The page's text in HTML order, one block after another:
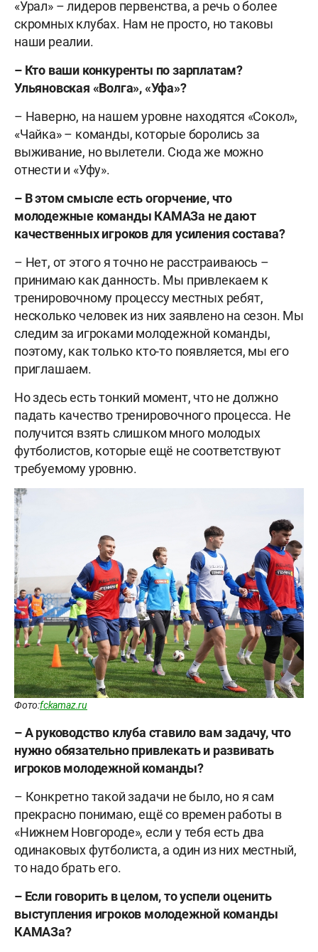
«Урал» – лидеров первенства, а речь о более
скромных клубах. Нам не просто, но таковы
наши реалии.
– Кто ваши конкуренты по зарплатам?
Ульяновская «Волга», «Уфа»?
– Наверно, на нашем уровне находятся «Сокол»,
«Чайка» – команды, которые боролись за
выживание, но вылетели. Сюда же можно
отнести и «Уфу».
– В этом смысле есть огорчение, что
молодежные команды КАМАЗа не дают
качественных игроков для усиления состава?
– Нет, от этого я точно не расстраиваюсь –
принимаю как данность. Мы привлекаем к
тренировочному процессу местных ребят,
несколько человек из них заявлено на сезон. Мы
следим за игроками молодежной команды,
поэтому, как только кто-то появляется, мы его
приглашаем.
Но здесь есть тонкий момент, что не должно
падать качество тренировочного процесса. Не
получится взять слишком много молодых
футболистов, которые ещё не соответствуют
требуемому уровню.
Фото:fckamaz.ru
–А руководство клуба ставило вам задачу, что
нужно обязательно привлекать и развивать
игроков молодежной команды?
– Конкретно такой задачи не было, но я сам
прекрасно понимаю, ещë со времен работы в
«Нижнем Новгороде», если у тебя есть два
одинаковых футболиста, а один из них местный,
то надо брать его.
– Если говорить в целом, то успели оценить
выступления игроков молодежной команды
КАМАЗа?